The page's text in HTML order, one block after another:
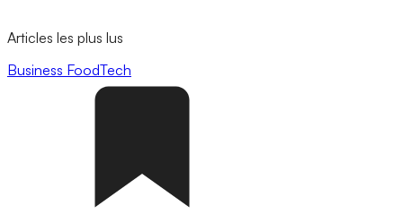
Articles les plus lus
Business FoodTech